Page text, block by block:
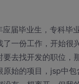
届毕业生，专科
一份工作，开始
去找开发的职位
始的项目，jsp中